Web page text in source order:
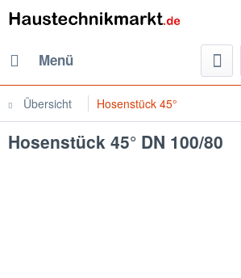
Menü
Übersicht Hosenstück 45°
Hosenstück 45° DN 100/80